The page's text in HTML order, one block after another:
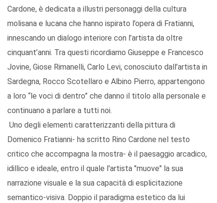
Cardone, è dedicata a illustri personaggi della cultura
molisana e lucana che hanno ispirato l’opera di Fratianni,
innescando un dialogo interiore con l’artista da oltre
cinquant’anni. Tra questi ricordiamo Giuseppe e Francesco
Jovine, Giose Rimanelli, Carlo Levi, conosciuto dall’artista in
Sardegna, Rocco Scotellaro e Albino Pierro, appartengono
a loro “le voci di dentro” che danno il titolo alla personale e
continuano a parlare a tutti noi.
Uno degli elementi caratterizzanti della pittura di
Domenico Fratianni- ha scritto Rino Cardone nel testo
critico che accompagna la mostra- è il paesaggio arcadico,
idillico e ideale, entro il quale l'artista "muove" la sua
narrazione visuale e la sua capacità di esplicitazione
semantico-visiva. Doppio il paradigma estetico da lui